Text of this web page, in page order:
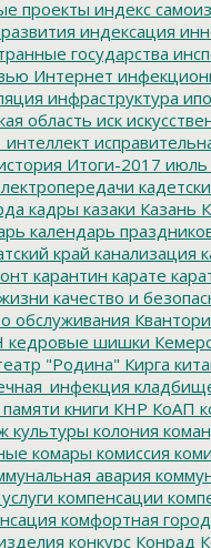
проекты индекс
индексация
государства
Интернет
инфраструктура
область иск
Итоги-2017 июль
кадры казаки Казань
календарь
край канализация
карантин карате
качество и
обслуживания
кедровые шишки
"Родина" Кирга
памяти книги КНР КоАП
культуры колония
комары комиссия
авария
компенсации
комфортная
конкурс Конрад